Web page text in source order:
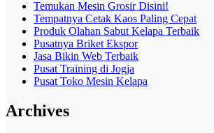
Temukan Mesin Grosir Disini!
Tempatnya Cetak Kaos Paling Cepat
Produk Olahan Sabut Kelapa Terbaik
Pusatnya Briket Ekspor
Jasa Bikin Web Terbaik
Pusat Training di Jogja
Pusat Toko Mesin Kelapa
Archives